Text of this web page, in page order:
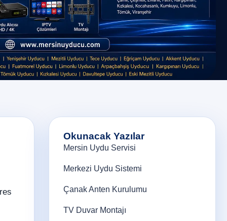
Okunacak Yazılar
Mersin Uydu Servisi
Merkezi Uydu Sistemi
Çanak Anten Kurulumu
TV Duvar Montajı